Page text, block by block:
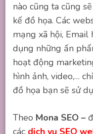
nào cũng ta cũng
kế đồ họa. Các
mạng xã hội,
dụng những ấn
hoạt động
hình ảnh, video,…
đồ họa bạn sẽ sử
Theo Mona SEO –
các dịch vụ SEO